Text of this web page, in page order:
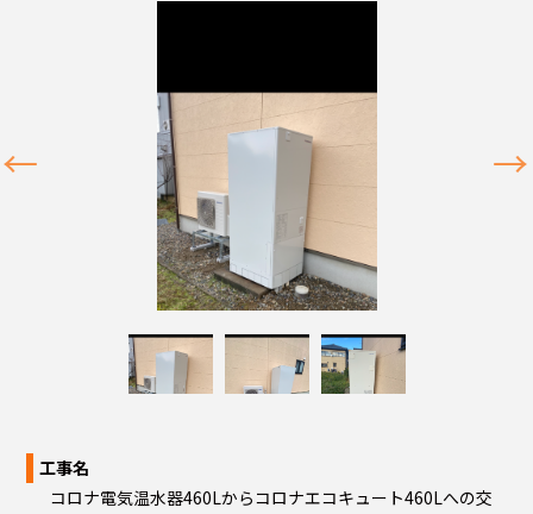
工事名
コロナ電気温水器460Lからコロナエコキュート460Lへの交